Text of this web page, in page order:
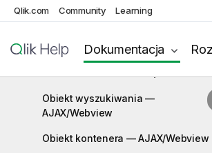
Qlik.com Community Learning
Dokumentacja
Obiekt kalendarza — AJAX/
Obiekt suwaka — AJAX/Webview
Obiekt wyszukiwania —
AJAX/Webview
Obiekt kontenera — AJAX/Webview